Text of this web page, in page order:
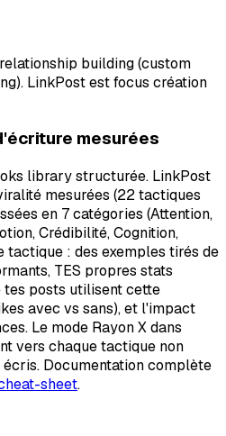
building (custom
LinkPost est focus création
mesurées
library structurée. LinkPost
mesurées (22 tactiques
en 7 catégories (Attention,
Crédibilité, Cognition,
tactique : des exemples tirés de
TES propres stats
tes posts utilisent cette
avec vs sans), et l'impact
Le mode Rayon X dans
vers chaque tactique non
Documentation complète
sheet.